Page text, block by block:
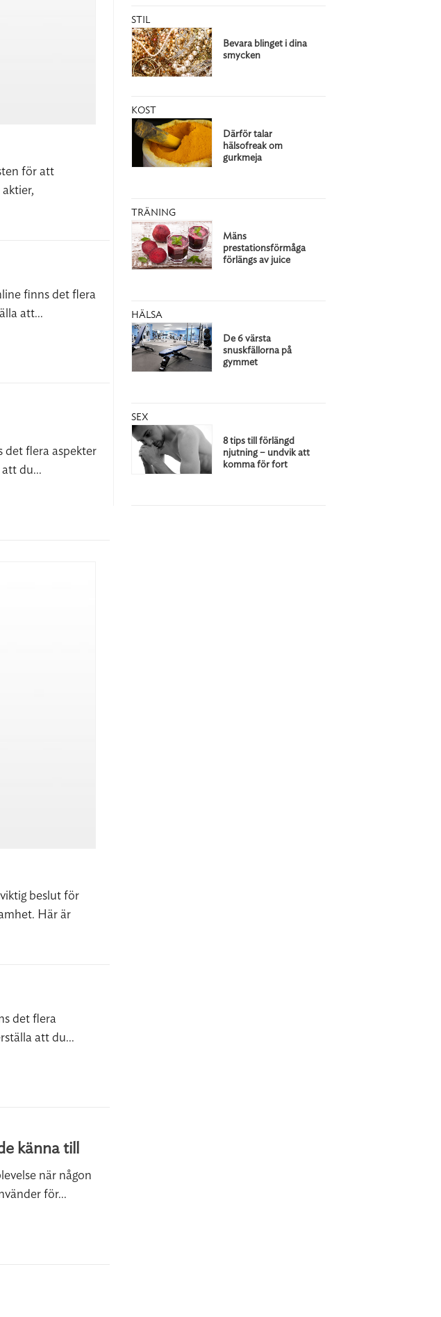
för att
finns det flera
att...
det flera aspekter
du...
beslut för
Här är
det flera
att du...
känna till
när någon
för...
STIL
Bevara blinget i dina
smycken
KOST
Därför talar
hälsofreak om
gurkmeja
TRÄNING
Mäns
prestationsförmåga
förlängs av juice
HÄLSA
De 6 värsta
snuskfällorna på
gymmet
SEX
8 tips till förlängd
njutning – undvik att
komma för fort